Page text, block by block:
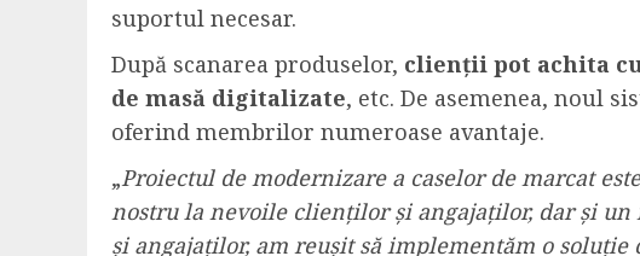
suportul necesar.
După scanarea produselor, clienții pot achita
de masă digitalizate, etc. De asemenea, noul
oferind membrilor numeroase avantaje.
„Proiectul de modernizare a caselor de marcat
nostru la nevoile clienților și angajaților, dar și
și angajaților, am reușit să implementăm o